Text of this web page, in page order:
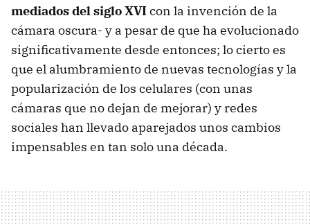
mediados del siglo XVIcon la invención de la
cámara oscura- y a pesar de que ha evolucionado
significativamente desde entonces; lo cierto es
que el alumbramiento de nuevas tecnologías y la
popularización de los celulares (con unas
cámaras que no dejan de mejorar) y redes
sociales han llevado aparejados unos cambios
impensables en tan solo una década.